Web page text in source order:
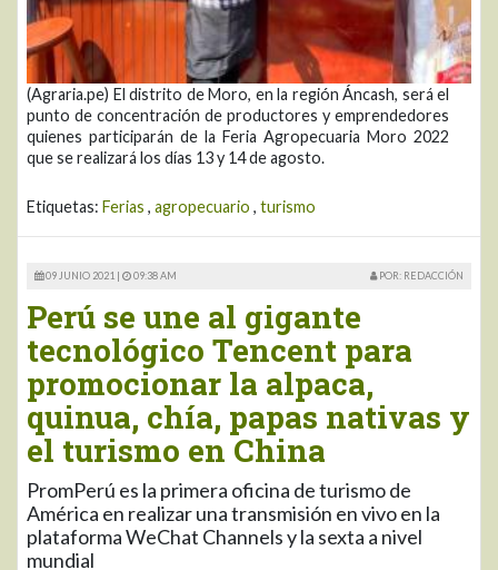
(Agraria.pe) El distrito de Moro, en la región Áncash, será el
punto de concentración de productores y emprendedores
quienes participarán de la Feria Agropecuaria Moro 2022
que se realizará los días 13 y 14 de agosto.
Etiquetas: Ferias , agropecuario , turismo
09 JUNIO 2021 | 09:38 AM POR: REDACCIÓN
Perú se une al gigante
tecnológico Tencent para
promocionar la alpaca,
quinua, chía, papas nativas y
el turismo en China
PromPerú es la primera oficina de turismo de
América en realizar una transmisión en vivo en la
plataforma WeChat Channels y la sexta a nivel
mundial